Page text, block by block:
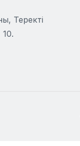
Теректі
10.